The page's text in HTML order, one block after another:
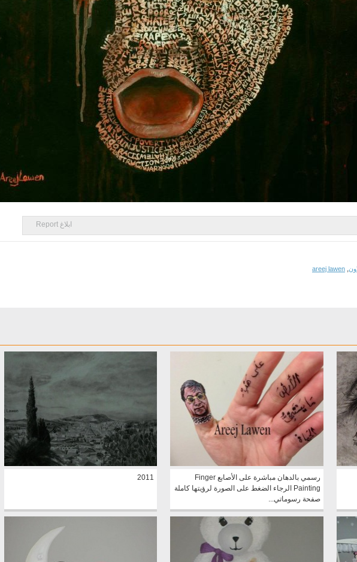
ابلاغ Report
,
areej lawen
رسمي بالدهان مباشرة على الأصابع Finger
Painting الرجاء الضغط على الصورة لرؤيتها كاملة
صفحة رسوماتي...
2011